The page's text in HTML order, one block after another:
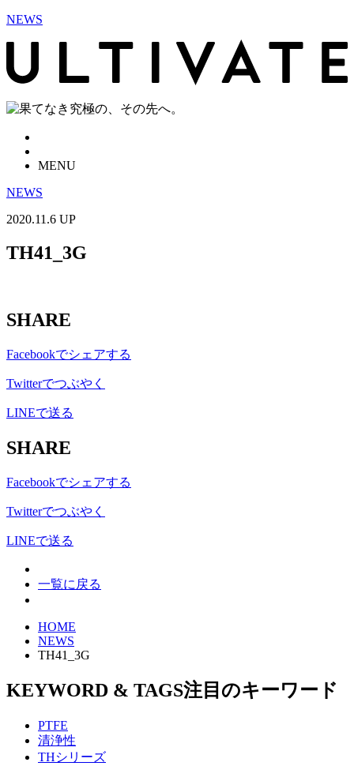
NEWS
MENU
NEWS
2020.11.6 UP
TH41_3G
SHARE
Facebookでシェアする
Twitterでつぶやく
LINEで送る
SHARE
Facebookでシェアする
Twitterでつぶやく
LINEで送る
一覧に戻る
HOME
NEWS
TH41_3G
KEYWORD & TAGS注目のキーワード
PTFE
清浄性
THシリーズ